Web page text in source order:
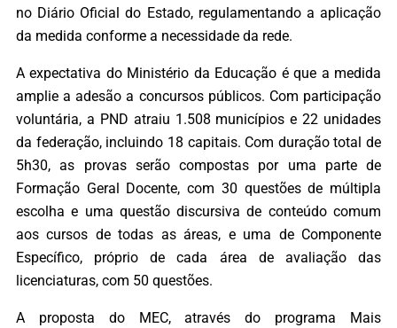
no Diário Oficial do Estado, regulamentando a aplicação
da medida conforme a necessidade da rede.
A expectativa do Ministério da Educação é que a medida
amplie a adesão a concursos públicos. Com participação
voluntária, a PND atraiu 1.508 municípios e 22 unidades
da federação, incluindo 18 capitais. Com duração total de
5h30, as provas serão compostas por uma parte de
Formação Geral Docente, com 30 questões de múltipla
escolha e uma questão discursiva de conteúdo comum
aos cursos de todas as áreas, e uma de Componente
Específico, próprio de cada área de avaliação das
licenciaturas, com 50 questões.
A proposta do MEC, através do programa Mais